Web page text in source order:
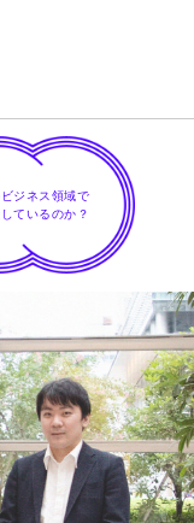
リーすることで
ジや就業条件な
れば、積極的に
、開示されてい
ジネス領域で
ているのか？